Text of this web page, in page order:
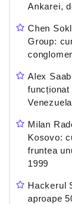
Ankarei,
Chen
Group:
Alex
funcționat
Venezuela
Milan
Kosovo:
fruntea
1999
Hackerul
aproape